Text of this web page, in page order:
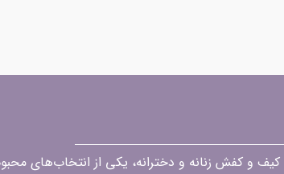
و آنلاین کیف و کفش زنانه و دخترانه، یکی از انتخاب‌های